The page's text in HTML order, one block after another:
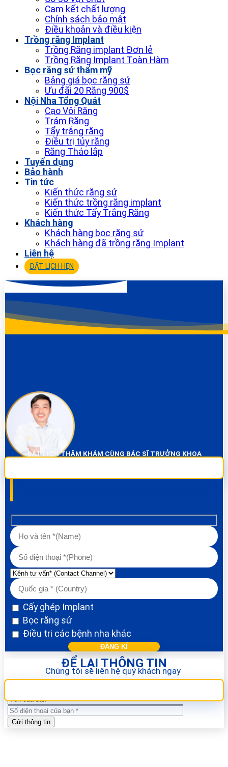
Cam kết chất lượng
Chính sách bảo mật
Điều khoản và điều kiện
Trồng răng Implant
Trồng Răng implant Đơn lẻ
Trồng Răng Implant Toàn Hàm
Bọc răng sứ thẩm mỹ
Bảng giá bọc răng sứ
Ưu đãi 20 Răng 900$
Nội Nha Tổng Quát
Cạo Vôi Răng
Trám Răng
Tẩy trắng răng
Điều trị tủy răng
Răng Tháo lắp
Tuyển dụng
Bảo hành
Tin tức
Kiến thức răng sứ
Kiến thức trồng răng implant
Kiến thức Tẩy Trắng Răng
Khách hàng
Khách hàng bọc răng sứ
Khách hàng đã trồng răng Implant
Liên hệ
ĐẶT LỊCH HẸN
ĐẶT LỊCH THĂM KHÁM CÙNG BÁC SĨ TRƯỞNG KHOA
Cấy ghép Implant
Bọc răng sứ
Điều trị các bệnh nha khác
ĐỂ LẠI THÔNG TIN
Chúng tôi sẽ liên hệ quý khách ngay